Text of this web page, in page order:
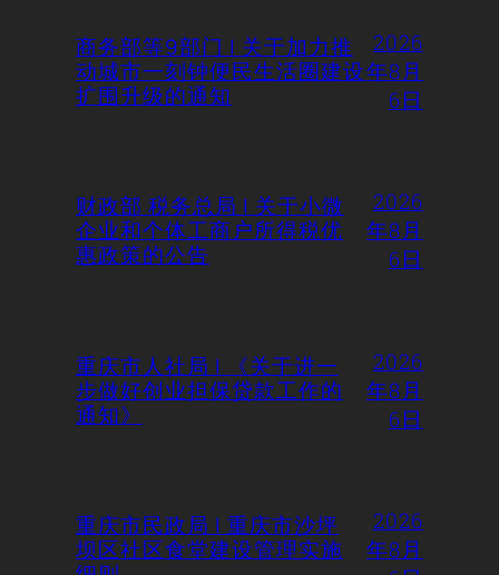
商务部等9部门 | 关于加力推
动城市一刻钟便民生活圈建设
扩围升级的通知
2026
年8月
6日
财政部 税务总局 | 关于小微
企业和个体工商户所得税优
惠政策的公告
2026
年8月
6日
重庆市人社局 | 《关于进一
步做好创业担保贷款工作的
通知》
2026
年8月
6日
重庆市民政局 | 重庆市沙坪
坝区社区食堂建设管理实施
2026
年8月